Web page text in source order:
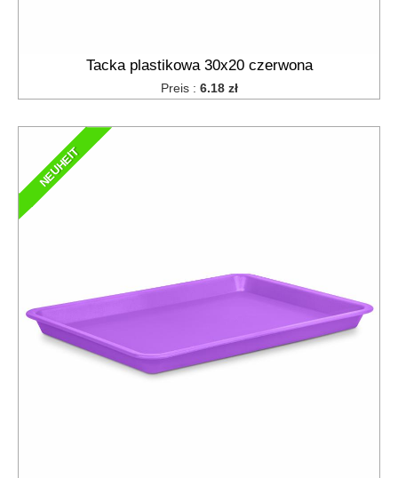
Tacka plastikowa 30x20 czerwona
Preis : 6.18 zł
NEUHEIT